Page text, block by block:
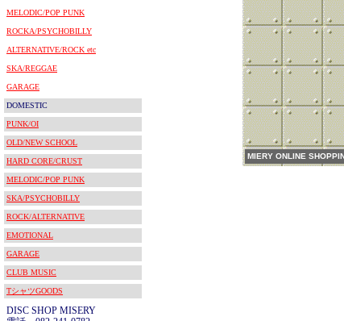
MELODIC/POP PUNK
ROCKA/PSYCHOBILLY
ALTERNATIVE/ROCK etc
SKA/REGGAE
GARAGE
DOMESTIC
PUNK/OI
OLD/NEW SCHOOL
HARD CORE/CRUST
MELODIC/POP PUNK
SKA/PSYCHOBILLY
ROCK/ALTERNATIVE
EMOTIONAL
GARAGE
CLUB MUSIC
TシャツGOODS
DISC SHOP MISERY
MIERY ONLINE